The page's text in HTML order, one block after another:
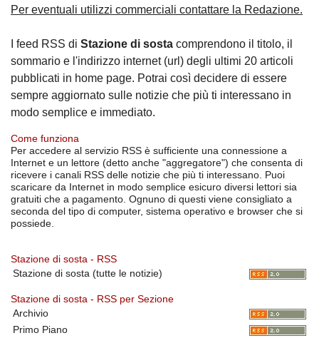
Per eventuali utilizzi commerciali contattare la Redazione.
I feed RSS di Stazione di sosta comprendono il titolo, il
sommario e l'indirizzo internet (url) degli ultimi 20 articoli
pubblicati in home page. Potrai così decidere di essere
sempre aggiornato sulle notizie che più ti interessano in
modo semplice e immediato.
Come funziona
Per accedere al servizio RSS è sufficiente una connessione a
Internet e un lettore (detto anche "aggregatore") che consenta di
ricevere i canali RSS delle notizie che più ti interessano. Puoi
scaricare da Internet in modo semplice esicuro diversi lettori sia
gratuiti che a pagamento. Ognuno di questi viene consigliato a
seconda del tipo di computer, sistema operativo e browser che si
possiede.
Stazione di sosta - RSS
Stazione di sosta (tutte le notizie)
Stazione di sosta - RSS per Sezione
Archivio
Primo Piano